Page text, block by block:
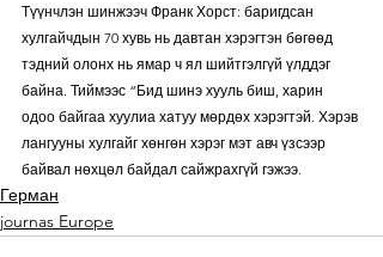
Түүнчлэн шинжээч Франк Хорст: баригдсан
хулгайчдын 70 хувь нь давтан хэрэгтэн бөгөөд
тэдний олонх нь ямар ч ял шийтгэлгүй үлддэг
байна. Тиймээс “Бид шинэ хууль биш, харин
одоо байгаа хуулиа хатуу мөрдөх хэрэгтэй. Хэрэв
лангууны хулгайг хөнгөн хэрэг мэт авч үзсээр
байвал нөхцөл байдал сайжрахгүй гэжээ.
Герман
journas Europe